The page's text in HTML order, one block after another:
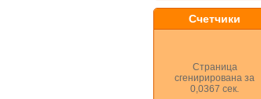
Счетчики
Страница
сгенирирована за
0,0367 сек.